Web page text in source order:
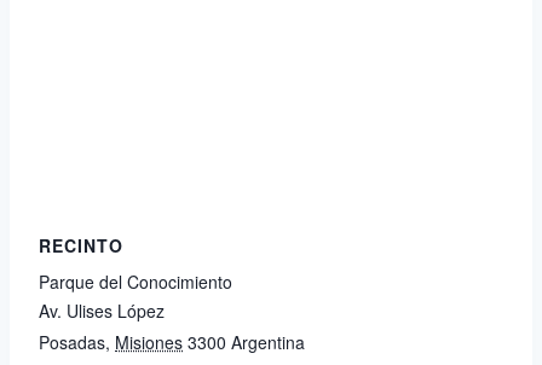
RECINTO
Parque del Conocimiento
Av. Ulises López
Posadas, Misiones 3300 Argentina